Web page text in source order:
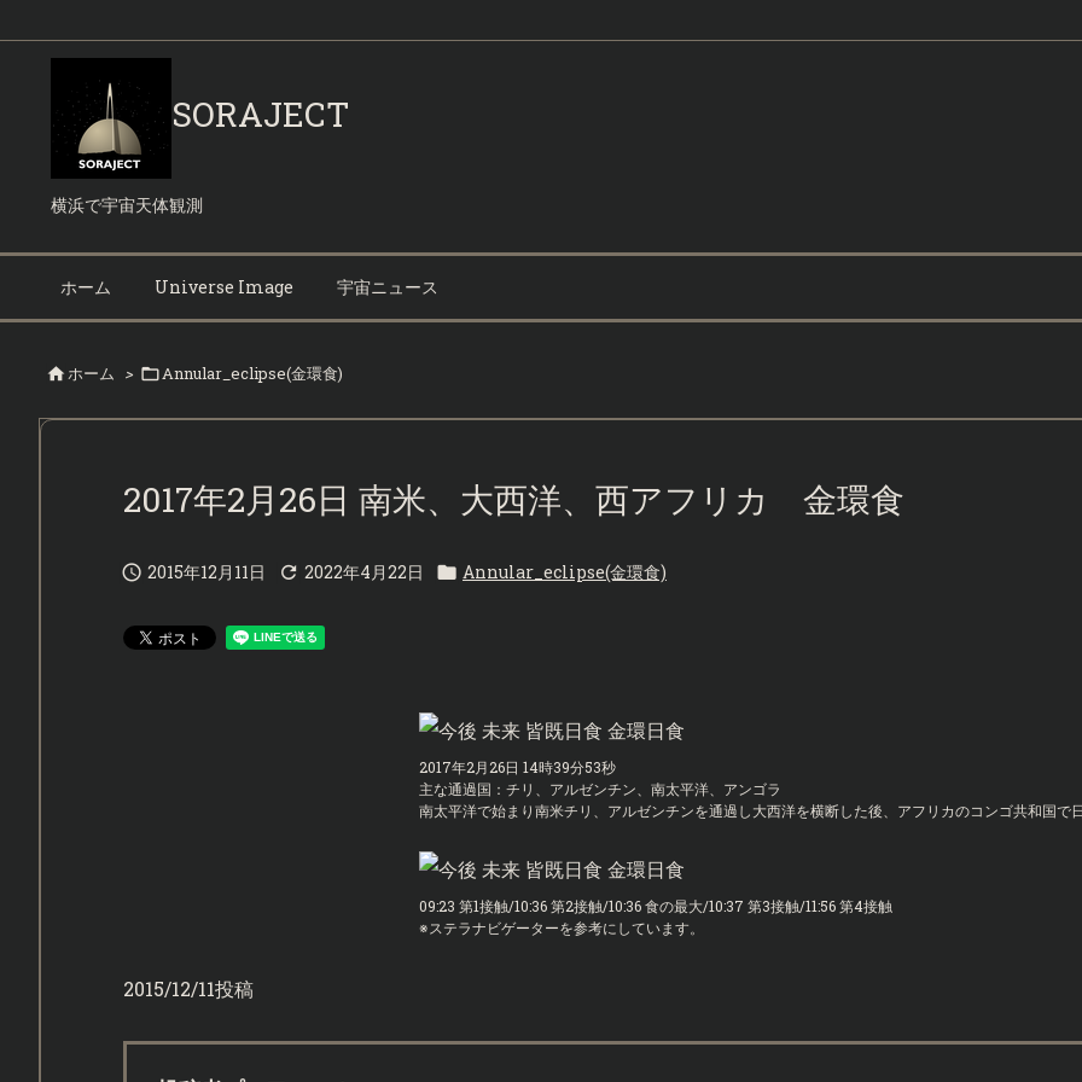
SORAJECT
横浜で宇宙天体観測
ホーム Universe Image 宇宙ニュース
ホーム > Annular_eclipse(金環食)
2017年2月26日 南米、大西洋、西アフリカ 金環食
 2015年12月11日  2022年4月22日  Annular_eclipse(金環食)
2017年2月26日 14時39分53秒
主な通過国：チリ、アルゼンチン、南太平洋、アンゴラ
南太平洋で始まり南米チリ、アルゼンチンを通過し大西洋を横断した後、アフリカのコンゴ共和国で日
09:23 第1接触/10:36 第2接触/10:36 食の最大/10:37 第3接触/11:56 第4接触
※ステラナビゲーターを参考にしています。
2015/12/11投稿